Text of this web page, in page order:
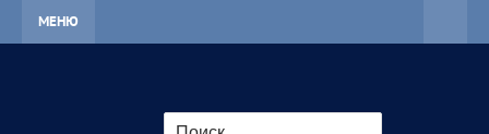
МЕНЮ